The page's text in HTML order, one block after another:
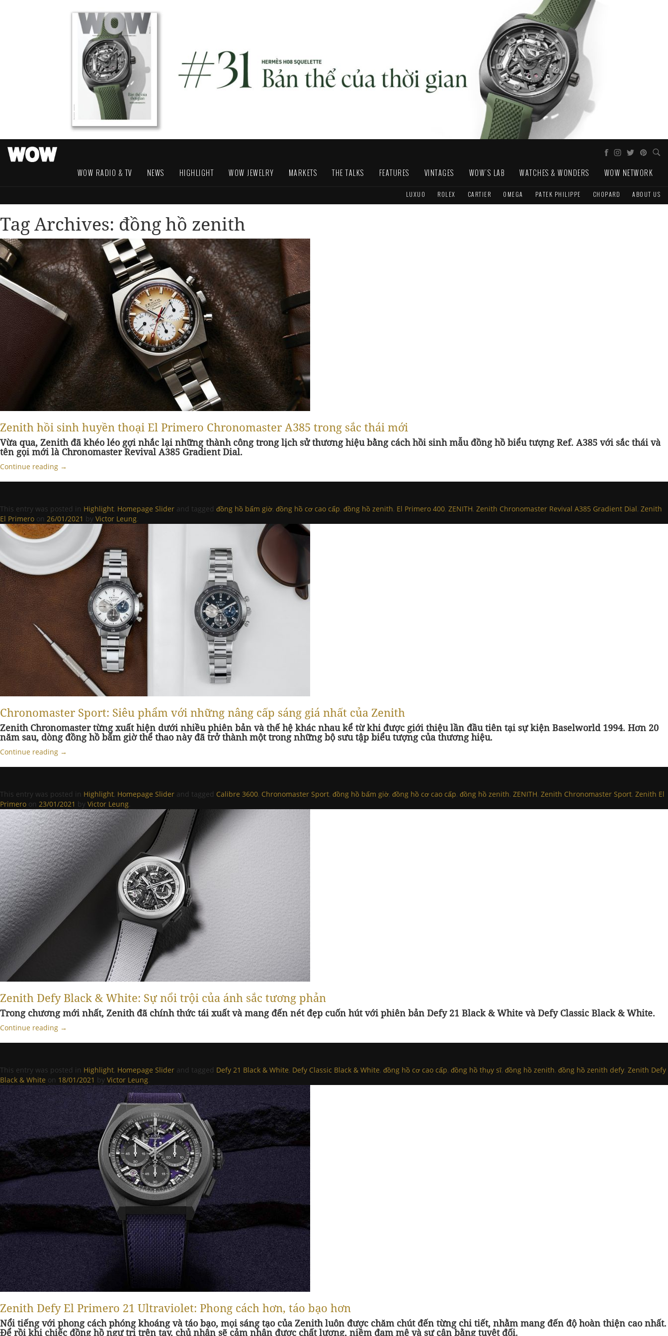
WOW RADIO & TV NEWS HIGHLIGHT WOW JEWELRY MARKETS THE TALKS FEATURES VINTAGES WOW'S LAB WATCHES & WONDERS WOW NETWORK
LUXUO ROLEX CARTIER OMEGA PATEK PHILIPPE CHOPARD ABOUT US
Tag Archives: đồng hồ zenith
Zenith hồi sinh huyền thoại El Primero Chronomaster A385 trong sắc thái mới
Vừa qua, Zenith đã khéo léo gợi nhắc lại những thành công trong lịch sử thương hiệu bằng cách hồi sinh mẫu đồng hồ biểu tượng Ref. A385 với sắc thái và
tên gọi mới là Chronomaster Revival A385 Gradient Dial.
Continue reading →
This entry was posted in Highlight, Homepage Slider and tagged đồng hồ bấm giờ, đồng hồ cơ cao cấp, đồng hồ zenith, El Primero 400, ZENITH, Zenith Chronomaster Revival A385 Gradient Dial, Zenith
El Primero on 26/01/2021 by Victor Leung.
Chronomaster Sport: Siêu phẩm với những nâng cấp sáng giá nhất của Zenith
Zenith Chronomaster từng xuất hiện dưới nhiều phiên bản và thế hệ khác nhau kể từ khi được giới thiệu lần đầu tiên tại sự kiện Baselworld 1994. Hơn 20
năm sau, dòng đồng hồ bấm giờ thể thao này đã trở thành một trong những bộ sưu tập biểu tượng của thương hiệu.
Continue reading →
This entry was posted in Highlight, Homepage Slider and tagged Calibre 3600, Chronomaster Sport, đồng hồ bấm giờ, đồng hồ cơ cao cấp, đồng hồ zenith, ZENITH, Zenith Chronomaster Sport, Zenith El
Primero on 23/01/2021 by Victor Leung.
Zenith Defy Black & White: Sự nổi trội của ánh sắc tương phản
Trong chương mới nhất, Zenith đã chính thức tái xuất và mang đến nét đẹp cuốn hút với phiên bản Defy 21 Black & White và Defy Classic Black & White.
Continue reading →
This entry was posted in Highlight, Homepage Slider and tagged Defy 21 Black & White, Defy Classic Black & White, đồng hồ cơ cao cấp, đồng hồ thụy sĩ, đồng hồ zenith, đồng hồ zenith defy, Zenith Defy
Black & White on 18/01/2021 by Victor Leung.
Zenith Defy El Primero 21 Ultraviolet: Phong cách hơn, táo bạo hơn
Nổi tiếng với phong cách phóng khoáng và táo bạo, mọi sáng tạo của Zenith luôn được chăm chút đến từng chi tiết, nhằm mang đến độ hoàn thiện cao nhất.
Để rồi khi chiếc đồng hồ ngự trị trên tay, chủ nhân sẽ cảm nhận được chất lượng, niềm đam mê và sự cân bằng tuyệt đối.